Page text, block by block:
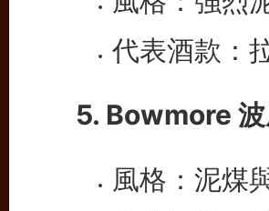
代表酒款：
5. Bowmore
風格：泥煤